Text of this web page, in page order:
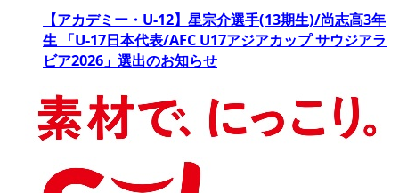
【アカデミー・U-12】星宗介選手(13期生)/尚志高3年
生 「U-17日本代表/AFC U17アジアカップ サウジアラ
ビア2026」選出のお知らせ